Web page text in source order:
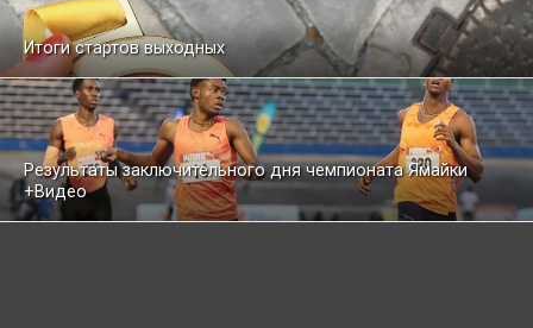
Итоги стартов выходных
Результаты заключительного дня чемпионата Ямайки
+Видео